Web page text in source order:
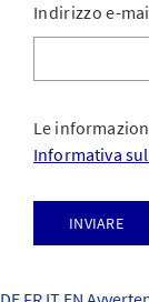
Indirizzo e-
Le
Informativa
Inviare